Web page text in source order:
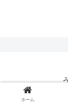
©
ホーム